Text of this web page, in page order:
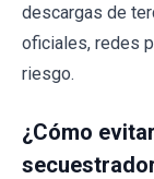
descargas de
oficiales, redes
riesgo.
¿Cómo